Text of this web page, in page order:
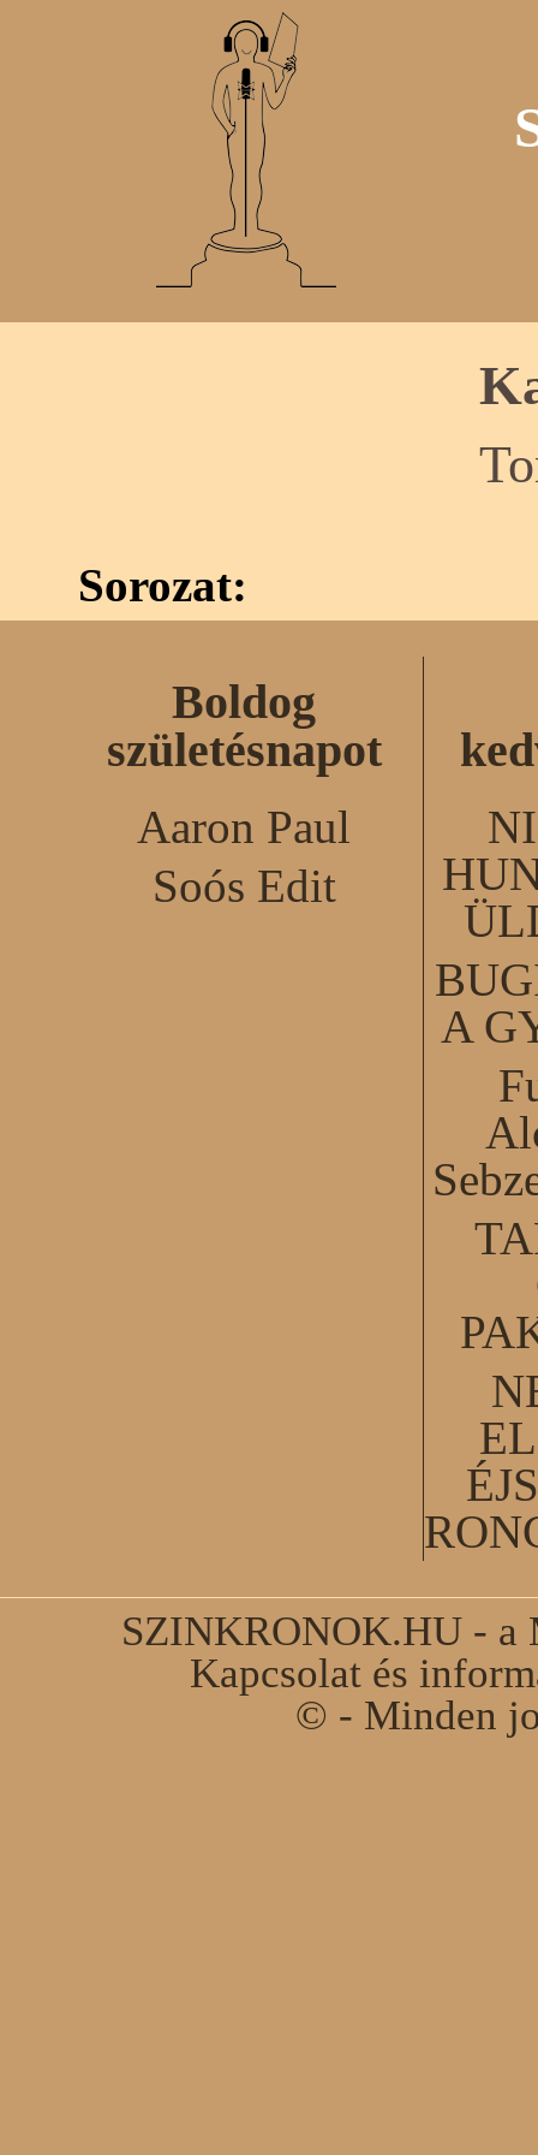
Sorozat:
Boldog
születésnapot
Aaron Paul
Soós Edit
A
SZINKRONOK.HU - a
Kapcsolat és
© - Minden